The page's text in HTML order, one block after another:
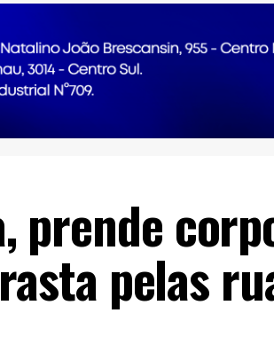
prende
pelas